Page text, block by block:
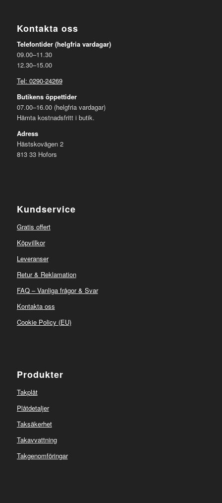
Kontakta oss
Telefontider (helgfria vardagar)
09.00–11.30
12.30–15.00
Tel: 0290-24269
Butikens öppettider
07.00–16.00 (helgfria vardagar)
Hämta kostnadsfritt i butik.
Adress
Hästskovägen 2
813 33 Hofors
Kundservice
Gratis offert
Köpvillkor
Leveranser
Retur & Reklamation
FAQ – Vanliga frågor & Svar
Kontakta oss
Cookie Policy (EU)
Produkter
Takplåt
Plåtdetaljer
Taksäkerhet
Takavvattning
Takgenomföringar